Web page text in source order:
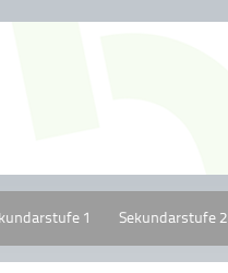
1 Sekundarstufe 2